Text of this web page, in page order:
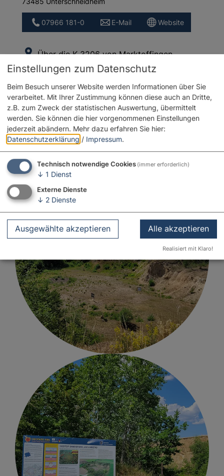
07966 181-0 E-Mail Website
Über die K 3206 von Marktoffingen
Richtung Unterwilflingen, vor Unterwilflingen in
einen asphaltierten Feldweg nach Süden
einbiegen, diesem ca. 350 m folgen und dann
rechts abbiegen. Der Steinbruch liegt nach ca.
200 m auf der linken Seite.
Einstellungen zum Datenschutz
Beim Besuch unserer Website werden Informationen über Sie
verarbeitet. Mit Ihrer Zustimmung können diese auch an Dritte,
z.B. zum Zweck der statistischen Auswertung, übermittelt
werden. Sie können die hier vorgenommenen Einstellungen
jederzeit abändern. Mehr dazu erfahren Sie hier:
Datenschutzerklärung / Impressum.
Technisch notwendige Cookies (immer erforderlich)
↓ 1 Dienst
Externe Dienste
↓ 2 Dienste
Ausgewählte akzeptieren Alle akzeptieren
Realisiert mit Klaro!